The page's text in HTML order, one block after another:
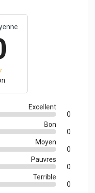
Excellent
0
Bon
0
Moyen
0
Pauvres
0
Terrible
0